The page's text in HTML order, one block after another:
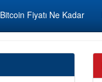
Bitcoin Fiyatı Ne Kadar